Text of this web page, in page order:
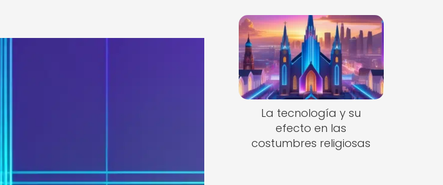
La tecnología y su
efecto en las
costumbres religiosas